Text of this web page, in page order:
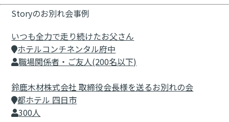
Storyのお別れ会事例
いつも全力で走り続けたお父さん
ホテルコンチネンタル府中
職場関係者・ご友人(200名以下)
鈴鹿木材株式会社 取締役会長様を送るお別れの会
都ホテル 四日市
300人